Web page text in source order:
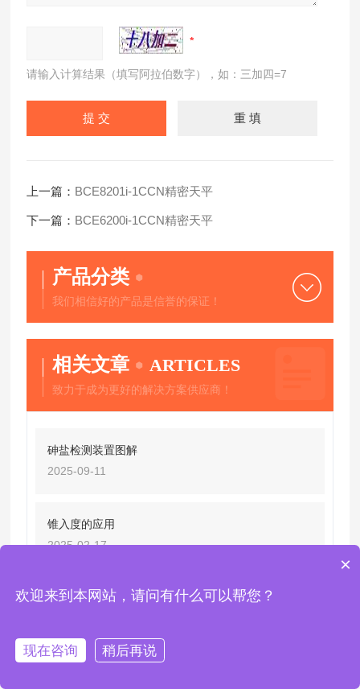
请输入计算结果（填写阿拉伯数字），如：三加四=7
上一篇： BCE8201i-1CCN精密天平
下一篇： BCE6200i-1CCN精密天平
产品分类
我们相信好的产品是信誉的保证！
相关文章 ARTICLES
致力于成为更好的解决方案供应商！
砷盐检测装置图解
2025-09-11
锥入度的应用
2025-02-17
聚氨酯材料的水分含量测试方案
×
欢迎来到本网站，请问有什么可以帮您？
现在咨询 稍后再说